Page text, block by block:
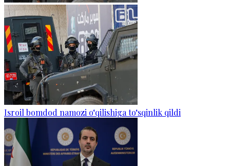
Isroil bomdod namozi o‘qilishiga to‘sqinlik qildi